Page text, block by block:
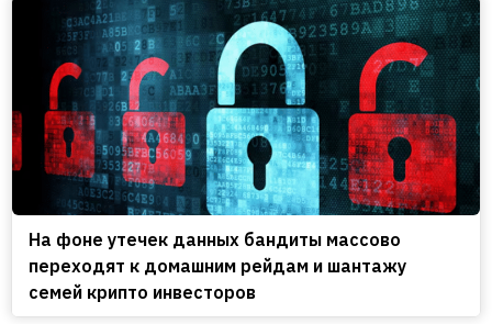
На фоне утечек данных бандиты массово
переходят к домашним рейдам и шантажу
семей крипто инвесторов